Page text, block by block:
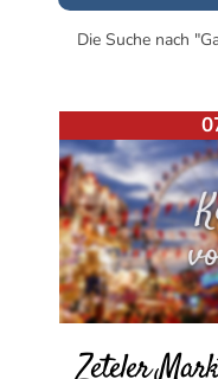
Die Suche nach
Zeteler